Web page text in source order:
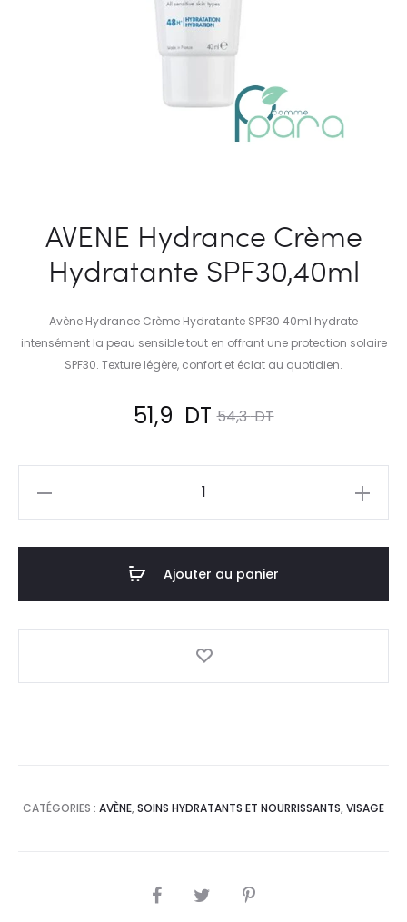
AVENE Hydrance Crème
Hydratante SPF30,40ml
Avène Hydrance Crème Hydratante SPF30 40ml hydrate
intensément la peau sensible tout en offrant une protection solaire
SPF30. Texture légère, confort et éclat au quotidien.
54,3DT
Le
prix
initial
était :
54,3
DT.
51,9 DT
prix
est :
51,9
DT.
Ajouter au panier
CATÉGORIES : AVÈNE, SOINS HYDRATANTS ET NOURRISSANTS, VISAGE
SHARE